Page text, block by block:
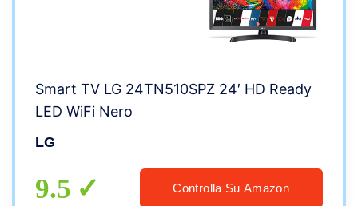
Smart TV LG 24TN510SPZ 24′ HD Ready
LED WiFi Nero
LG
9.5 Controlla Su Amazon